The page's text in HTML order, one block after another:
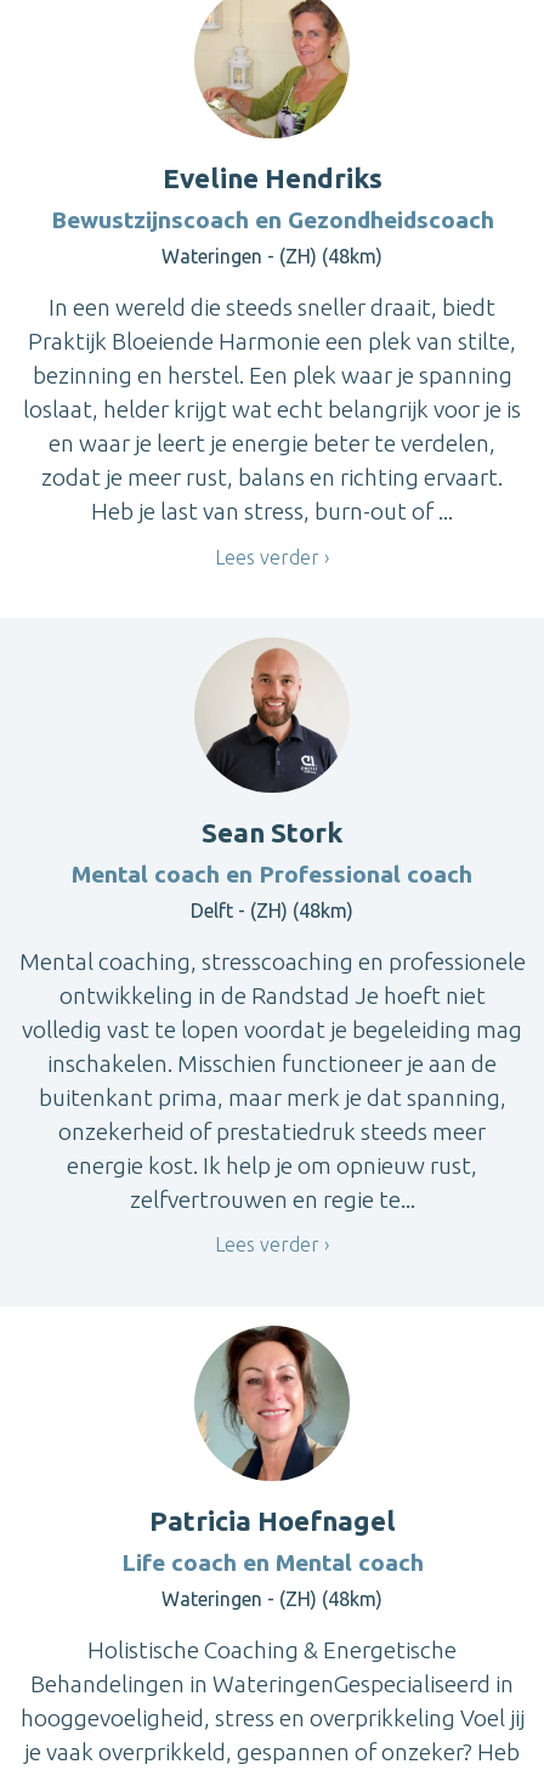
Eveline Hendriks
Bewustzijnscoach en Gezondheidscoach
Wateringen - (ZH) (48km)
In een wereld die steeds sneller draait, biedt
Praktijk Bloeiende Harmonie een plek van stilte,
bezinning en herstel. Een plek waar je spanning
loslaat, helder krijgt wat echt belangrijk voor je is
en waar je leert je energie beter te verdelen,
zodat je meer rust, balans en richting ervaart.
Heb je last van stress, burn-out of ...
Lees verder
Sean Stork
Mental coach en Professional coach
Delft - (ZH) (48km)
Mental coaching, stresscoaching en professionele
ontwikkeling in de Randstad Je hoeft niet
volledig vast te lopen voordat je begeleiding mag
inschakelen. Misschien functioneer je aan de
buitenkant prima, maar merk je dat spanning,
onzekerheid of prestatiedruk steeds meer
energie kost. Ik help je om opnieuw rust,
zelfvertrouwen en regie te...
Lees verder
Patricia Hoefnagel
Life coach en Mental coach
Wateringen - (ZH) (48km)
Holistische Coaching & Energetische
Behandelingen in WateringenGespecialiseerd in
hooggevoeligheid, stress en overprikkeling Voel jij
je vaak overprikkeld, gespannen of onzeker? Heb